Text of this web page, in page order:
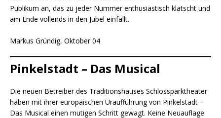
Publikum an, das zu jeder Nummer enthusiastisch klatscht und
am Ende vollends in den Jubel einfällt.
Markus Gründig, Oktober 04
Pinkelstadt – Das Musical
Die neuen Betreiber des Traditionshauses Schlossparktheater
haben mit ihrer europäischen Uraufführung von Pinkelstadt –
Das Musical einen mutigen Schritt gewagt. Keine Neuauflage